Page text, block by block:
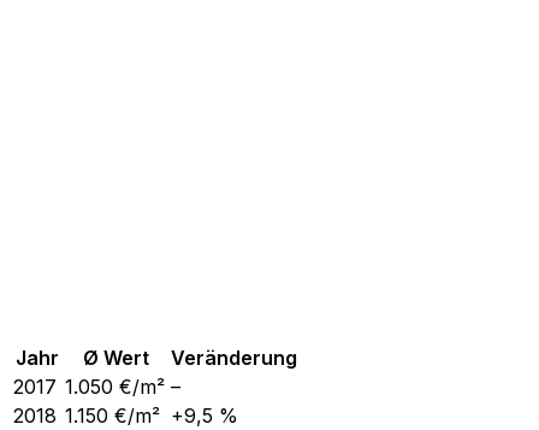
Jahr Ø Wert
Veränderung
2017 1.050 €/m² –
2018 1.150 €/m² +9,5 %